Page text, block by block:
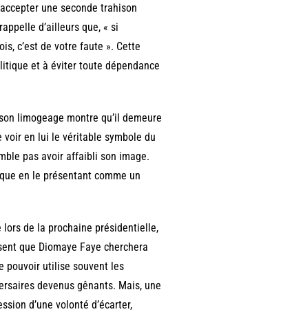
une seconde trahison
d’ailleurs que, « si
c’est de votre faute ». Cette
et à éviter toute dépendance
limogeage montre qu’il demeure
voir en lui le véritable symbole du
pas avoir affaibli son image.
en le présentant comme un
lors de la prochaine présidentielle,
que Diomaye Faye cherchera
pouvoir utilise souvent les
devenus gênants. Mais, une
d’une volonté d’écarter,